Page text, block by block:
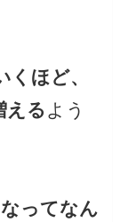
ほど、
える よう
ってなん